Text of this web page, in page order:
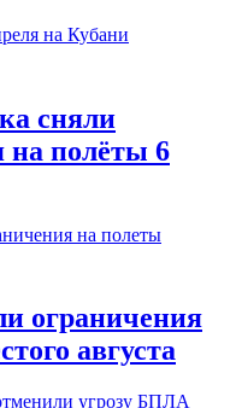
сняли
на полёты 6
ограничения
августа